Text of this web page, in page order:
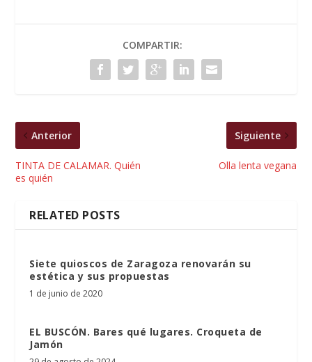
COMPARTIR:
Anterior
TINTA DE CALAMAR. Quién
es quién
Siguiente
Olla lenta vegana
RELATED POSTS
Siete quioscos de Zaragoza renovarán su
estética y sus propuestas
1 de junio de 2020
EL BUSCÓN. Bares qué lugares. Croqueta de
Jamón